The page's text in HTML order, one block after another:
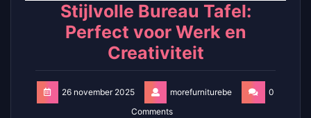
Stijlvolle Bureau Tafel:
Perfect voor Werk en
Creativiteit
26 november 2025 morefurniturebe
0
Comments